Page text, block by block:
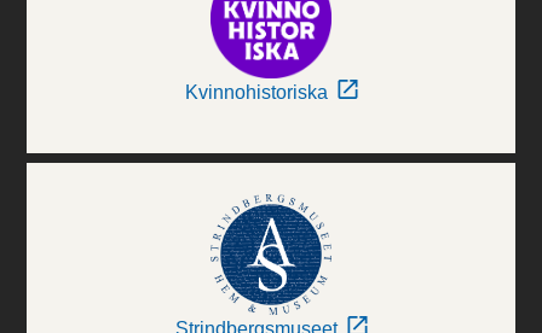
Kvinnohistoriska
Strindbergsmuseet